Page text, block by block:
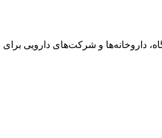
و شرکت‌های دارویی برای